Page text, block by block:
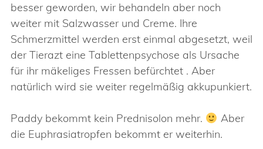
besser geworden, wir behandeln aber noch
weiter mit Salzwasser und Creme. Ihre
Schmerzmittel werden erst einmal abgesetzt, weil
der Tierazt eine Tablettenpsychose als Ursache
für ihr mäkeliges Fressen befürchtet . Aber
natürlich wird sie weiter regelmäßig akkupunkiert.
Paddy bekommt kein Prednisolon mehr.
Aber
die Euphrasiatropfen bekommt er weiterhin.